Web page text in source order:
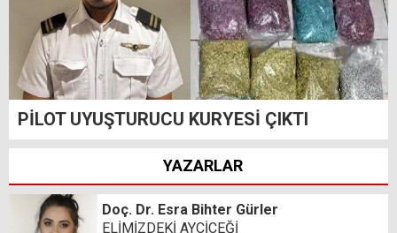
PİLOT UYUŞTURUCU KURYESİ ÇIKTI
YAZARLAR
Doç. Dr. Esra Bihter Gürler
ELİMİZDEKİ AYÇİÇEĞİ